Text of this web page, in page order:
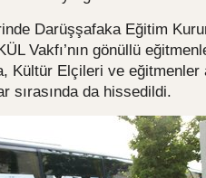
Darüşşafaka Eğitim
Vakfı’nın gönüllü
Kültür Elçileri ve eğitmenler
sırasında da hissedildi.